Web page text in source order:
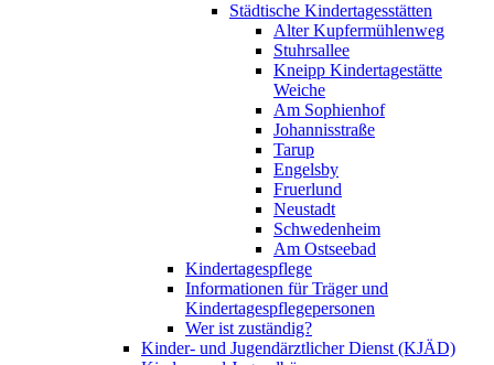
Städtische Kindertagesstätten
Alter Kupfermühlenweg
Stuhrsallee
Kneipp Kindertagestätte
Weiche
Am Sophienhof
Johannisstraße
Tarup
Engelsby
Fruerlund
Neustadt
Schwedenheim
Am Ostseebad
Kindertagespflege
Informationen für Träger und
Kindertagespflegepersonen
Wer ist zuständig?
Kinder- und Jugendärztlicher Dienst (KJÄD)